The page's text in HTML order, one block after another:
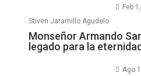
Feb
Stiven Jaramillo Agudelo
Monseñor Armando
legado para la eternidad
Ago